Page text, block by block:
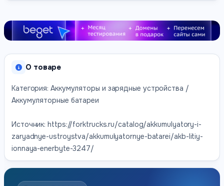
О товаре
Категория: Аккумуляторы и зарядные устройства /
Аккумуляторные батареи
Источник: https://forktrucks.ru/catalog/akkumulyatory-i-
zaryadnye-ustroystva/akkumulyatornye-batarei/akb-litiy-
ionnaya-enerbyte-3247/